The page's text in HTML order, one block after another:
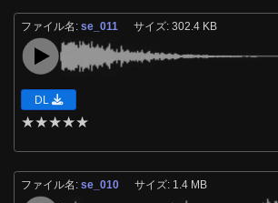
ファイル名:se_011 サイズ: 302.4 KB
DL
★★★★★
ファイル名:se_010 サイズ: 1.4 MB